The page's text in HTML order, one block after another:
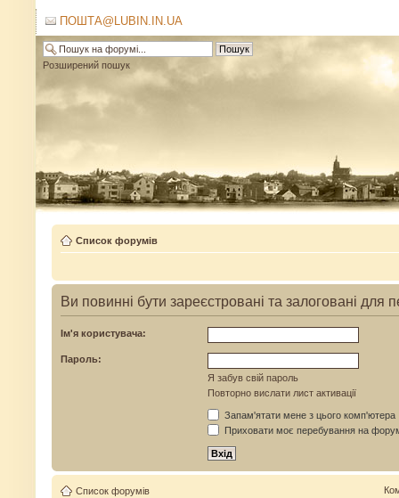
ПОШТА@LUBIN.IN.UA
Розширений пошук
Список форумів
Ви повинні бути зареєстровані та залоговані для
Ім'я користувача:
Пароль:
Я забув свій пароль
Повторно вислати лист активації
Запам'ятати мене з цього комп'ютера
Приховати моє перебування на
Список форумів